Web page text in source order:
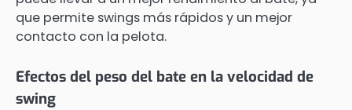
que permite swings más rápidos y un mejor
contacto con la pelota.
Efectos del peso del bate en la velocidad de
swing